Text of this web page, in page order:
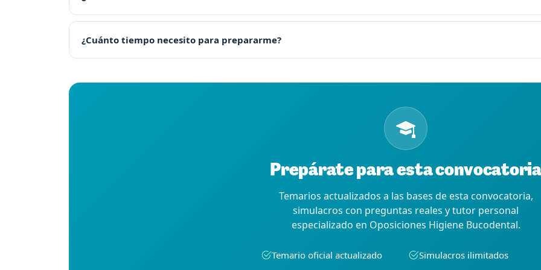
¿Cuánto tiempo necesito para prepararme?
Prepárate para esta convocatoria
Temarios actualizados a las bases de esta convocatoria,
simulacros con preguntas reales y tutor personal
especializado en Oposiciones Higiene Bucodental.
Temario oficial actualizado Simulacros ilimitados